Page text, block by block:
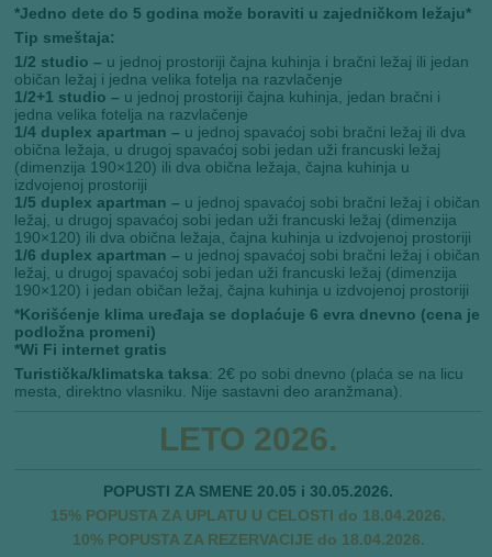
*Jedno dete do 5 godina može boraviti u zajedničkom ležaju*
Tip smeštaja:
1/2 studio – u jednoj prostoriji čajna kuhinja i bračni ležaj ili jedan
običan ležaj i jedna velika fotelja na razvlačenje
1/2+1 studio – u jednoj prostoriji čajna kuhinja, jedan bračni i
jedna velika fotelja na razvlačenje
1/4 duplex apartman – u jednoj spavaćoj sobi bračni ležaj ili dva
obična ležaja, u drugoj spavaćoj sobi jedan uži francuski ležaj
(dimenzija 190×120) ili dva obična ležaja, čajna kuhinja u
izdvojenoj prostoriji
1/5 duplex apartman – u jednoj spavaćoj sobi bračni ležaj i običan
ležaj, u drugoj spavaćoj sobi jedan uži francuski ležaj (dimenzija
190×120) ili dva obična ležaja, čajna kuhinja u izdvojenoj prostoriji
1/6 duplex apartman – u jednoj spavaćoj sobi bračni ležaj i običan
ležaj, u drugoj spavaćoj sobi jedan uži francuski ležaj (dimenzija
190×120) i jedan običan ležaj, čajna kuhinja u izdvojenoj prostoriji
*Korišćenje klima uređaja se doplaćuje 6 evra dnevno (cena je
podložna promeni)
*Wi Fi internet gratis
Turistička/klimatska taksa: 2€ po sobi dnevno (plaća se na licu
mesta, direktno vlasniku. Nije sastavni deo aranžmana).
LETO 2026.
POPUSTI ZA SMENE 20.05 i 30.05.2026.
15% POPUSTA ZA UPLATU U CELOSTI do 18.04.2026.
10% POPUSTA ZA REZERVACIJE do 18.04.2026.